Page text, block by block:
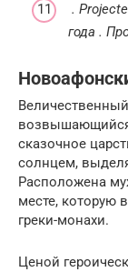
.
года .
сказочное
солнцем,
Расположена
месте, которую
греки-монахи.
Ценой